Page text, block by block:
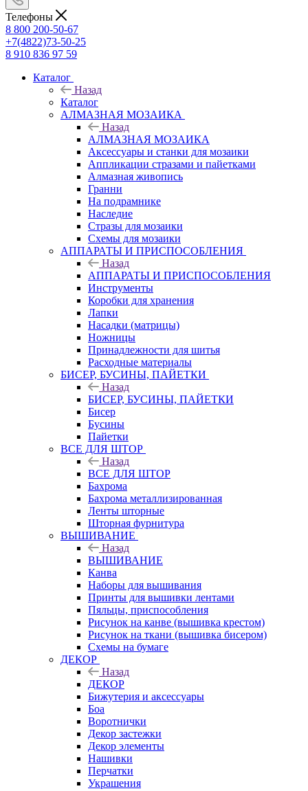
Телефоны
8 800 200-50-67
+7(4822)73-50-25
8 910 836 97 59
Каталог
Назад
Каталог
АЛМАЗНАЯ МОЗАИКА
Назад
АЛМАЗНАЯ МОЗАИКА
Аксессуары и станки для мозаики
Аппликации стразами и пайетками
Алмазная живопись
Гранни
На подрамнике
Наследие
Стразы для мозаики
Схемы для мозаики
АППАРАТЫ И ПРИСПОСОБЛЕНИЯ
Назад
АППАРАТЫ И ПРИСПОСОБЛЕНИЯ
Инструменты
Коробки для хранения
Лапки
Насадки (матрицы)
Ножницы
Принадлежности для шитья
Расходные материалы
БИСЕР, БУСИНЫ, ПАЙЕТКИ
Назад
БИСЕР, БУСИНЫ, ПАЙЕТКИ
Бисер
Бусины
Пайетки
ВСЕ ДЛЯ ШТОР
Назад
ВСЕ ДЛЯ ШТОР
Бахрома
Бахрома металлизированная
Ленты шторные
Шторная фурнитура
ВЫШИВАНИЕ
Назад
ВЫШИВАНИЕ
Канва
Наборы для вышивания
Принты для вышивки лентами
Пяльцы, приспособления
Рисунок на канве (вышивка крестом)
Рисунок на ткани (вышивка бисером)
Схемы на бумаге
ДЕКОР
Назад
ДЕКОР
Бижутерия и аксессуары
Боа
Воротнички
Декор застежки
Декор элементы
Нашивки
Перчатки
Украшения